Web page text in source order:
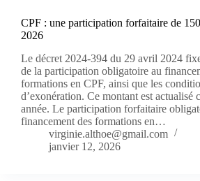
CPF : une participation forfaitaire de
2026
Le décret 2024-394 du 29 avril 2024
de la participation obligatoire au
formations en CPF, ainsi que les
d’exonération. Ce montant est actualisé
année. Le participation forfaitaire
financement des formations en…
virginie.althoe@gmail.com
janvier 12, 2026